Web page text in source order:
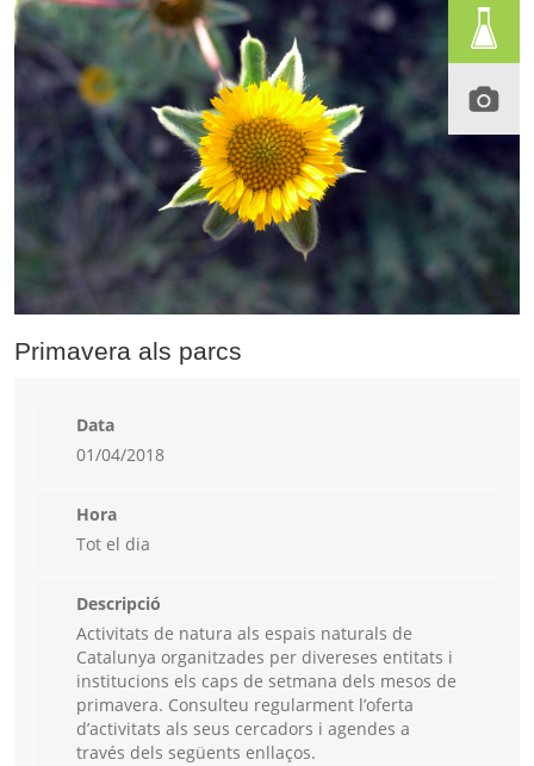
Primavera als parcs
Data
01/04/2018
Hora
Tot el dia
Descripció
Activitats de natura als espais naturals de
Catalunya organitzades per divereses entitats i
institucions els caps de setmana dels mesos de
primavera. Consulteu regularment l’oferta
d’activitats als seus cercadors i agendes a
través dels següents enllaços.